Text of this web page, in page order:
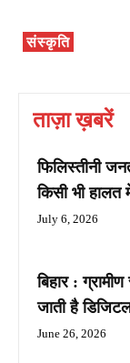
संस्कृति
ताज़ा ख़बरें
फिलिस्तीनी
किसी भी
July 6, 2026
बिहार :
जाती है डिजिटल
June 26, 2026